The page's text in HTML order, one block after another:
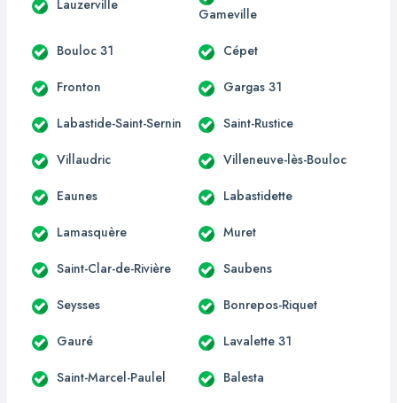
Lauzerville
Gameville
Bouloc 31 Cépet
Fronton Gargas 31
Labastide-Saint-Sernin Saint-Rustice
Villaudric Villeneuve-lès-Bouloc
Eaunes Labastidette
Lamasquère Muret
Saint-Clar-de-Rivière Saubens
Seysses Bonrepos-Riquet
Gauré Lavalette 31
Saint-Marcel-Paulel Balesta